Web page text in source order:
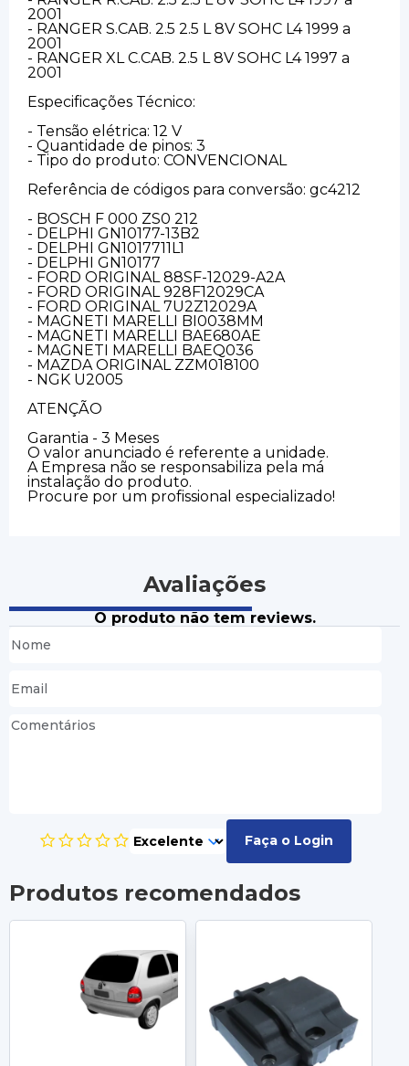
2001
- RANGER S.CAB. 2.5 2.5 L 8V SOHC L4 1999 a
2001
- RANGER XL C.CAB. 2.5 L 8V SOHC L4 1997 a
2001
Especificações Técnico:
- Tensão elétrica: 12 V
- Quantidade de pinos: 3
- Tipo do produto: CONVENCIONAL
Referência de códigos para conversão: gc4212
- BOSCH F 000 ZS0 212
- DELPHI GN10177-13B2
- DELPHI GN1017711L1
- DELPHI GN10177
- FORD ORIGINAL 88SF-12029-A2A
- FORD ORIGINAL 928F12029CA
- FORD ORIGINAL 7U2Z12029A
- MAGNETI MARELLI BI0038MM
- MAGNETI MARELLI BAE680AE
- MAGNETI MARELLI BAEQ036
- MAZDA ORIGINAL ZZM018100
- NGK U2005
ATENÇÃO
Garantia - 3 Meses
O valor anunciado é referente a unidade.
A Empresa não se responsabiliza pela má
instalação do produto.
Procure por um profissional especializado!
Avaliações
O produto não tem reviews.
Faça o Login
Produtos recomendados